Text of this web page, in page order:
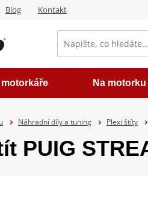
Blog Kontakt
motorkáře Na motorku
Náhradní díly a tuning Plexi štíty
PUIG